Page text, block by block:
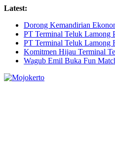
Skip
content
Latest:
Dorong Kemandirian
PT Terminal Teluk Lamong
PT Terminal Teluk Lamong
Komitmen Hijau Terminal
Wagub Emil Buka Fun